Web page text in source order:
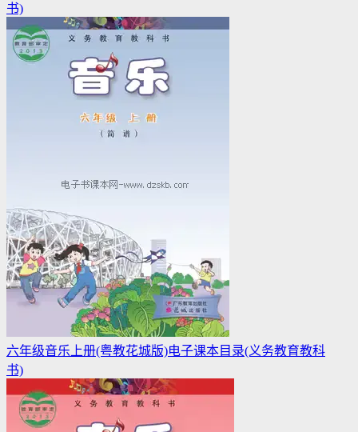
书)
六年级音乐上册(粤教花城版)电子课本目录(义务教育教科
书)